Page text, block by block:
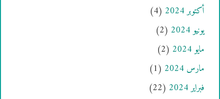
أكتوبر 2024
(4)
يونيو 2024
(2)
مايو 2024
(2)
مارس 2024
(1)
فبراير 2024
(22)